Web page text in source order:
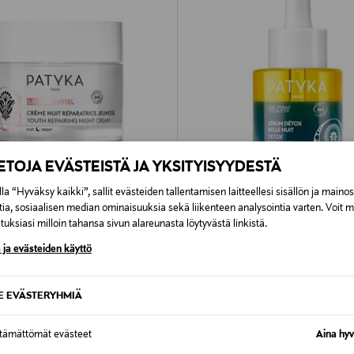
EVÄSTEISTÄ JA YKSITYISYYDESTÄ
“Hyväksy kaikki”, sallit evästeiden tallentamisen laitteellesi sisällön ja
sosiaalisen median ominaisuuksia sekä liikenteen analysointia varten. Voit
milloin tahansa sivun alareunasta löytyvästä linkistä.
ja evästeiden käyttö
EVÄSTERYHMIÄ
evästeet Aina
Night Cream -yövoide
JÄSENETU –21%